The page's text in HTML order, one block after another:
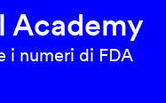
Academy
i numeri di FDA